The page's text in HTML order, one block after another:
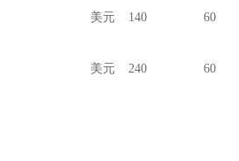
美元 140 60
美元 240 60